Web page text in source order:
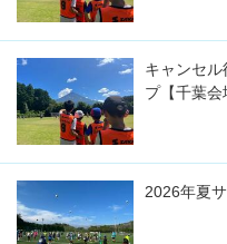
キャンセ
プ【千葉会
2026年夏